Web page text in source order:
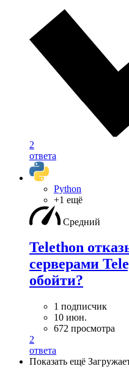
2
ответа
Python
+1 ещё
Средний
Telethon
серверами
обойти?
1 подписчик
10 июн.
672 просмотра
2
ответа
Показать ещё